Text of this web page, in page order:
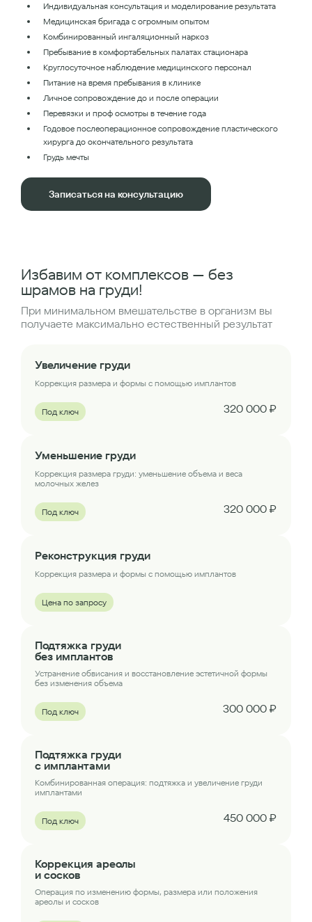
Индивидуальная консультация и моделирование результата
Медицинская бригада с огромным опытом
Комбинированный ингаляционный наркоз
Пребывание в комфортабельных палатах стационара
Круглосуточное наблюдение медицинского персонал
Питание на время пребывания в клинике
Личное сопровождение до и после операции
Перевязки и проф осмотры в течение года
Годовое послеоперационное сопровождение пластического
хирурга до окончательного результата
Грудь мечты
Записаться на консультацию
Избавим от комплексов — без
шрамов на груди!
При минимальном вмешательстве в организм вы
получаете максимально естественный результат
Увеличение груди
Коррекция размера и формы с помощью имплантов
Под ключ 320 000 ₽
Уменьшение груди
Коррекция размера груди: уменьшение объема и веса
молочных желез
Под ключ 320 000 ₽
Реконструкция груди
Коррекция размера и формы с помощью имплантов
Цена по запросу
Подтяжка груди
без имплантов
Устранение обвисания и восстановление эстетичной формы
без изменения объема
Под ключ 300 000 ₽
Подтяжка груди
с имплантами
Комбинированная операция: подтяжка и увеличение груди
имплантами
Под ключ 450 000 ₽
Коррекция ареолы
и сосков
Операция по изменению формы, размера или положения
ареолы и сосков